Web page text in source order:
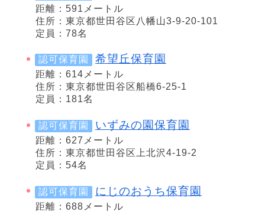
距離：591メートル
住所：東京都世田谷区八幡山3-9-20-101
定員：78名
認可保育園 希望丘保育園
距離：614メートル
住所：東京都世田谷区船橋6-25-1
定員：181名
認可保育園 いずみの園保育園
距離：627メートル
住所：東京都世田谷区上北沢4-19-2
定員：54名
認可保育園 にじのおうち保育園
距離：688メートル